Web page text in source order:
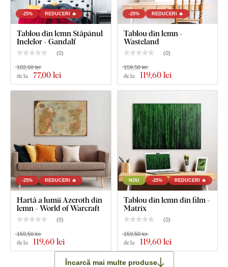
-25% REDUCERI 🔥
Tablou din lemn Stăpânul
Inelelor - Gandalf
(0)
de la 77,00 lei
102,60 lei
-25% REDUCERI 🔥
Tablou din lemn -
Wasteland
(0)
de la 119,60 lei
159,50 lei
-25% REDUCERI 🔥
Hartă a lumii Azeroth din
lemn - World of Warcraft
(0)
de la 119,60 lei
159,50 lei
NOU -25% REDUCERI 🔥
Tablou din lemn din film -
Matrix
(0)
de la 119,60 lei
159,50 lei
Încarcă mai multe produse